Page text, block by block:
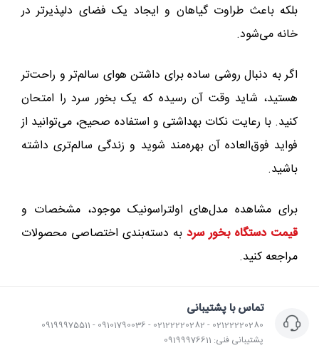
بلکه باعث طراوت گیاهان و ایجاد یک فضای دلپذیرتر در
خانه می‌شود.
اگر به دنبال روشی ساده برای داشتن هوای سالم‌تر و راحت‌تر
هستید، شاید وقت آن رسیده که یک بخور سرد را امتحان
کنید. با رعایت نکات بهداشتی و استفاده صحیح، می‌توانید از
فواید فوق‌العاده آن بهره‌مند شوید و زندگی سالم‌تری داشته
باشید.
برای مشاهده مدل‌های اولتراسونیک موجود، مشخصات و
قیمت دستگاه بخور سرد به دسته‌بندی اختصاصی محصولات
مراجعه کنید.
تماس با پشتیبانی
02122220280 - 02122220282 - 09101790036 - 09199975511
پشتیبانی فنی: 09199976611